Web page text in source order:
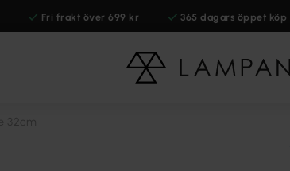
Fri frakt över 699 kr 365 dagars öppet köp